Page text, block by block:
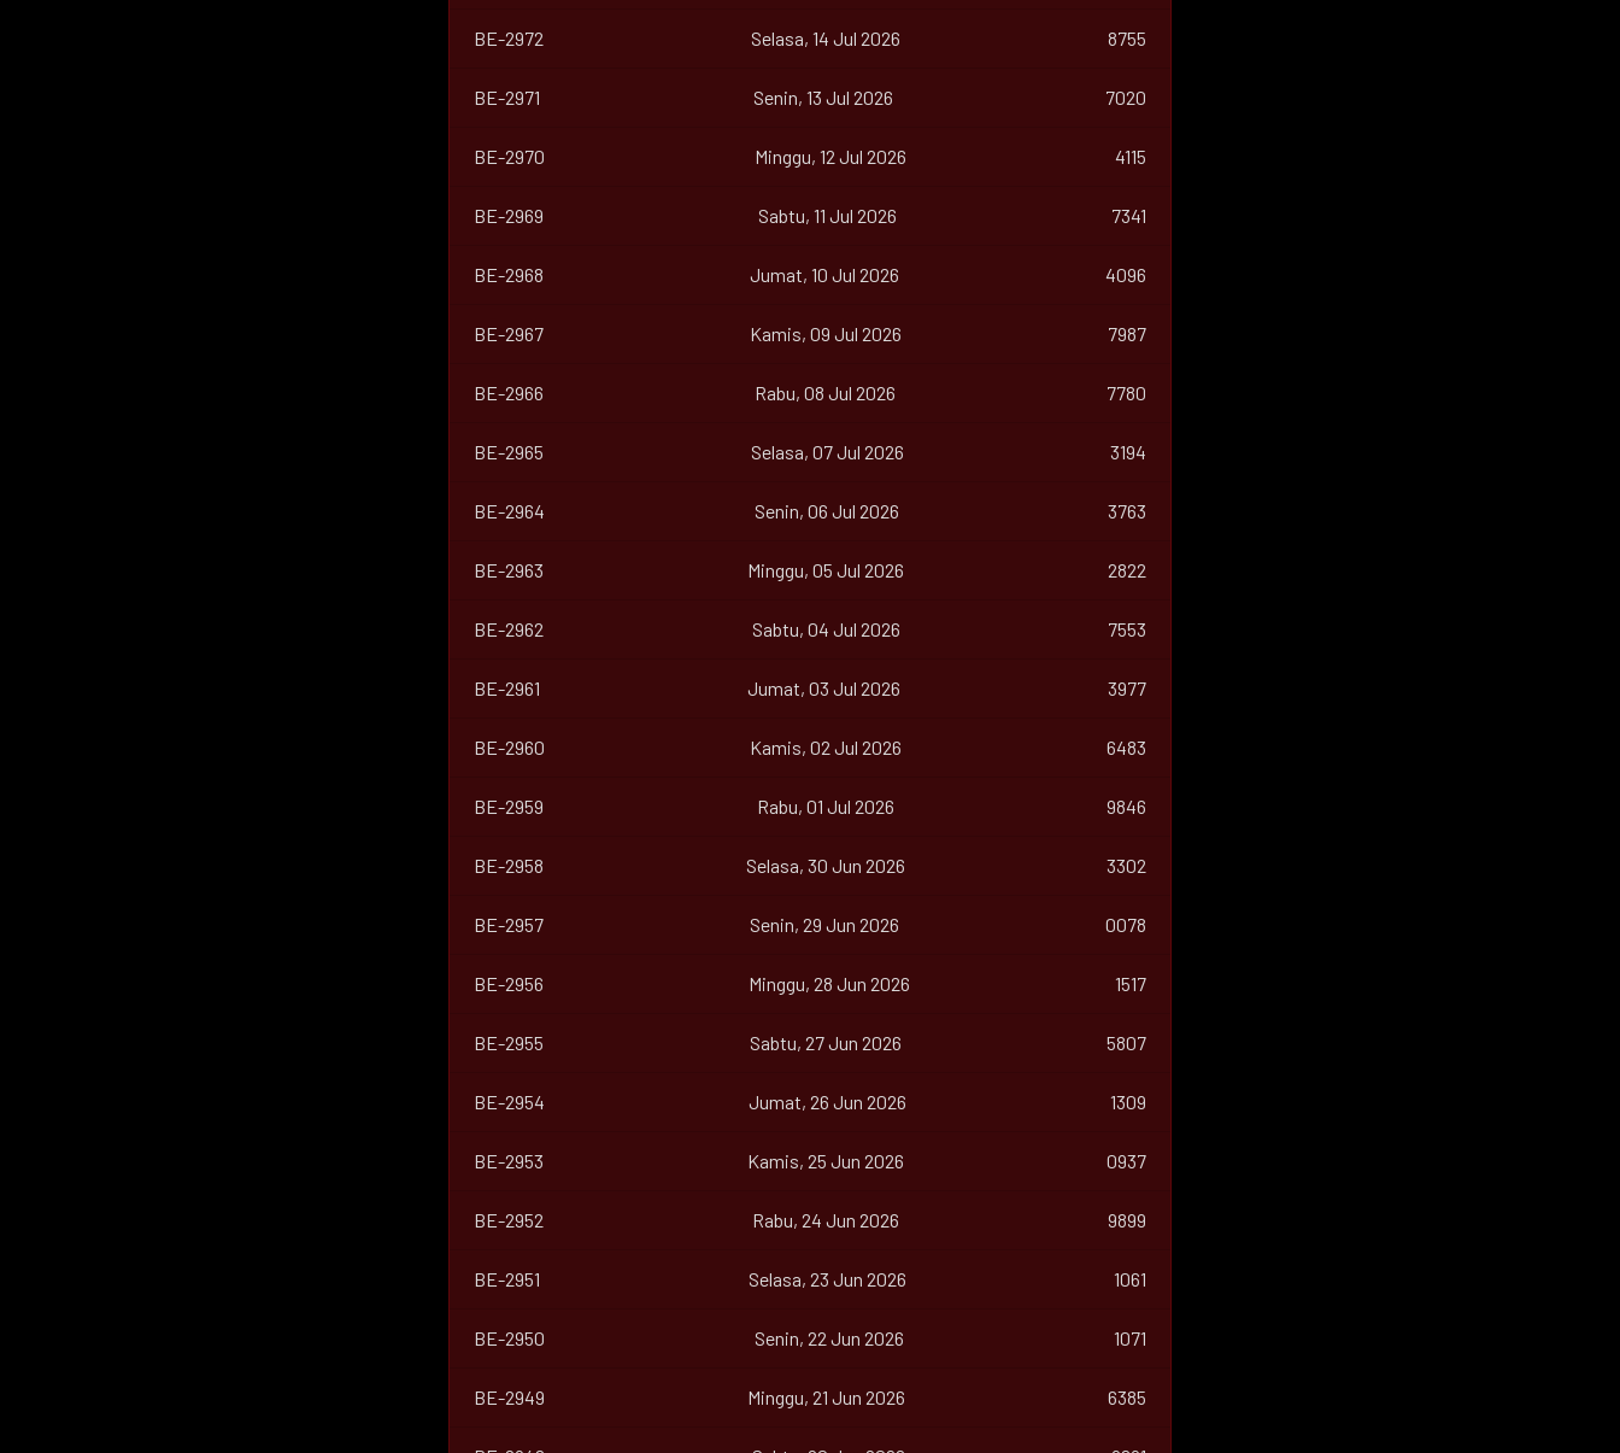
BE-2972 Selasa, 14 Jul 2026 8755
BE-2971 Senin, 13 Jul 2026 7020
BE-2970 Minggu, 12 Jul 2026 4115
BE-2969 Sabtu, 11 Jul 2026 7341
BE-2968 Jumat, 10 Jul 2026 4096
BE-2967 Kamis, 09 Jul 2026 7987
BE-2966 Rabu, 08 Jul 2026 7780
BE-2965 Selasa, 07 Jul 2026 3194
BE-2964 Senin, 06 Jul 2026 3763
BE-2963 Minggu, 05 Jul 2026 2822
BE-2962 Sabtu, 04 Jul 2026 7553
BE-2961 Jumat, 03 Jul 2026 3977
BE-2960 Kamis, 02 Jul 2026 6483
BE-2959 Rabu, 01 Jul 2026 9846
BE-2958 Selasa, 30 Jun 2026 3302
BE-2957 Senin, 29 Jun 2026 0078
BE-2956 Minggu, 28 Jun 2026 1517
BE-2955 Sabtu, 27 Jun 2026 5807
BE-2954 Jumat, 26 Jun 2026 1309
BE-2953 Kamis, 25 Jun 2026 0937
BE-2952 Rabu, 24 Jun 2026 9899
BE-2951 Selasa, 23 Jun 2026 1061
BE-2950 Senin, 22 Jun 2026 1071
BE-2949 Minggu, 21 Jun 2026 6385